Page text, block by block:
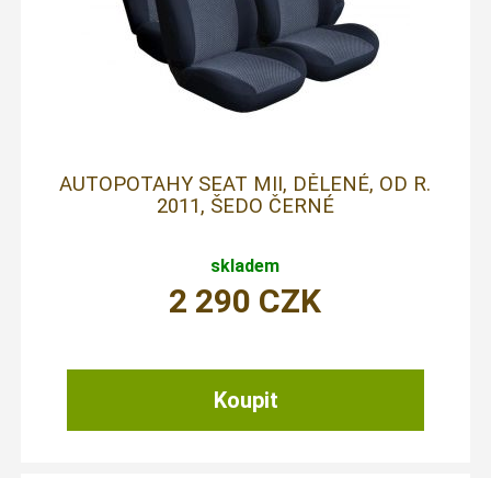
AUTOPOTAHY SEAT MII, DĚLENÉ, OD R.
2011, ŠEDO ČERNÉ
skladem
2 290 CZK